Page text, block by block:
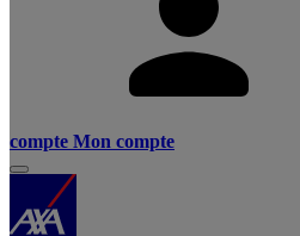
compte Mon compte